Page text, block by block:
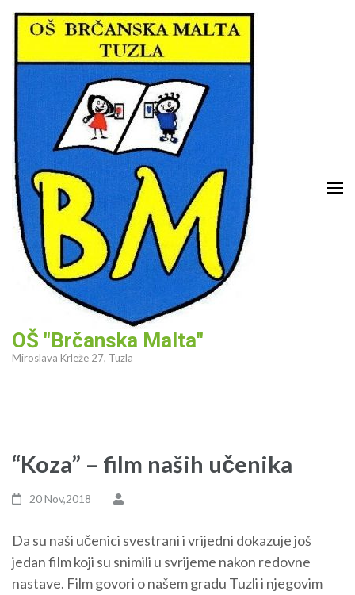
Skip
content
(Press
OŠ "Brčanska Malta"
Miroslava Krleže 27, Tuzla
“Koza” – film naših učenika
20 Nov,2018
Da su naši učenici svestrani i vrijedni dokazuje još
jedan film koji su snimili u svrijeme nakon redovne
nastave. Film govori o našem gradu Tuzli i njegovim